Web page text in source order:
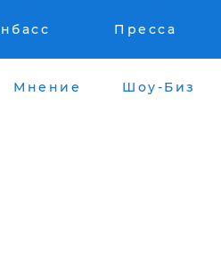
Пресса
Мнение Шоу-Биз